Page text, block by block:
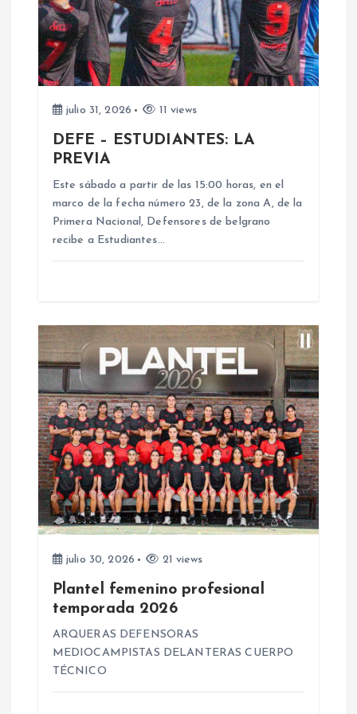
ó
n
d
a
d
a
s
julio 31, 2026 11 views
DEFE – ESTUDIANTES: LA
PREVIA
Este sábado a partir de las 15:00 horas, en el
marco de la fecha número 23, de la zona A, de la
Primera Nacional, Defensores de belgrano
recibe a Estudiantes…
julio 30, 2026 21 views
Plantel femenino profesional
temporada 2026
ARQUERAS DEFENSORAS
MEDIOCAMPISTAS DELANTERAS CUERPO
TÉCNICO